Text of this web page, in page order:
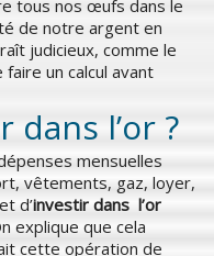
tous nos œufs dans le
de notre argent en
judicieux, comme le
un calcul avant
l’or ?
mensuelles
vêtements, gaz, loyer,
d’investir dans l’or
explique que cela
cette opération de